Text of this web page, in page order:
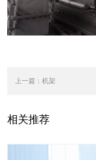
上一篇： 机架
相关推荐